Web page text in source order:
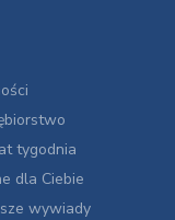
tygodnia
dla Ciebie
wywiady